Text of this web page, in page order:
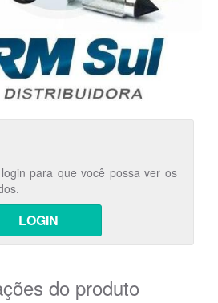
para que você possa ver os
LOGIN
do produto